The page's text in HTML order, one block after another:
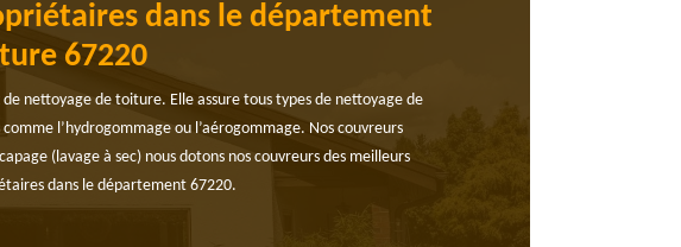
dans le département
67220
nettoyage de toiture. Elle assure tous types de nettoyage de
l’hydrogommage ou l’aérogommage. Nos couvreurs
(lavage à sec) nous dotons nos couvreurs des meilleurs
dans le département 67220.